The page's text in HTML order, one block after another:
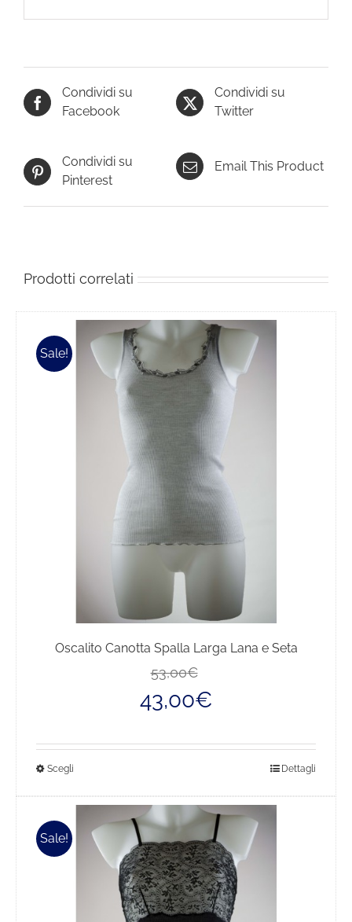
Condividi su
Facebook
Condividi su
Twitter
Condividi su
Pinterest
Email This Product
Prodotti correlati
Sale!
Oscalito Canotta Spalla Larga Lana e Seta
53,00€
43,00€
Scegli
ha
varianti.
possono
Dettagli
Sale!